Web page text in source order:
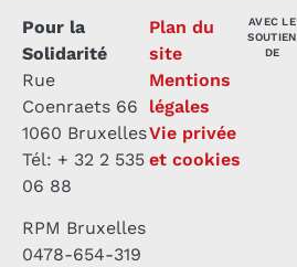
Pour la
Solidarité
Rue
Coenraets 66
1060 Bruxelles
Tél: + 32 2 535
06 88
RPM Bruxelles
0478-654-319
AVEC LE
SOUTIEN
DE
Plan du
site
Mentions
légales
Vie privée
et cookies